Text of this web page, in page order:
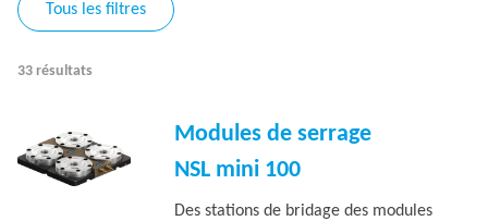
Tous les filtres
33 résultats
Modules de serrage
NSL mini 100
Des stations de bridage des modules